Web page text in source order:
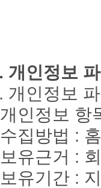
개인정보
개인정보
인정보 항
집방법 :
유근거 :
유기간 :